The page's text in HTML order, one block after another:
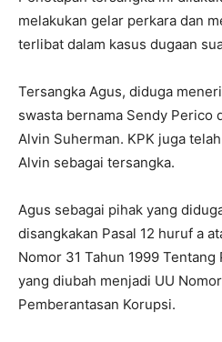
melakukan gelar perkara dan
terlibat dalam kasus dugaan
Tersangka Agus, diduga
swasta bernama Sendy Perico
Alvin Suherman. KPK juga
Alvin sebagai tersangka.
Agus sebagai pihak yang
disangkakan Pasal 12 huruf a
Nomor 31 Tahun 1999
yang diubah menjadi UU
Pemberantasan Korupsi.